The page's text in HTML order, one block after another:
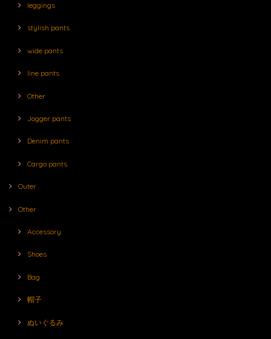
leggings
stylish pants
wide pants
line pants
Other
Jogger pants
Denim pants
Cargo pants
Outer
Other
Accessory
Shoes
Bag
帽子
ぬいぐるみ